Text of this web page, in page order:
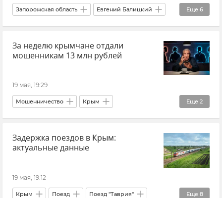
США Еще 6
Запорожская область Евгений Балицкий
Атаки ВСУ Обстрелы ВСУ
Происшествия Новые регионы России
Новости
За неделю крымчане отдали
мошенникам 13 млн рублей
19 мая, 19:29
Еще 2
Мошенничество Крым
Новости Крыма МВД по Республике Крым
Задержка поездов в Крым:
актуальные данные
19 мая, 19:12
Еще 8
Крым Поезд Поезд "Таврия"